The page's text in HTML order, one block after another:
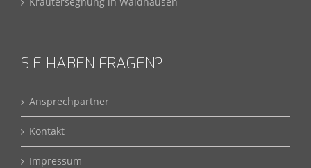
SIE HABEN FRAGEN?
Ansprechpartner
Kontakt
Impressum